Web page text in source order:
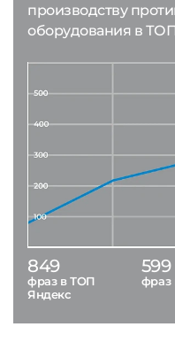
производству
оборудования в
849
фраз в ТОП
Яндекс
599
фраз